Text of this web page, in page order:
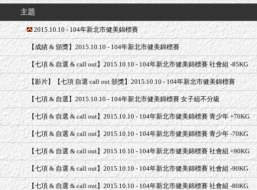
主題
2015.10.10 - 104年新北市健美錦標賽
【成績 & 頒獎】2015.10.10 - 104年新北市健美錦標賽
【七項 & 自選 & call out】2015.10.10 - 104年新北市健美錦標賽 社會組 -85KG
【影片】【七項 自選 call out 頒獎】2015.10.10 - 104年新北市健美錦標賽
【七項 & 自選】2015.10.10 - 104年新北市健美錦標賽 女子組不分級
【七項 & 自選 & call out】2015.10.10 - 104年新北市健美錦標賽 青少年 +70KG
【七項 & 自選 & call out】2015.10.10 - 104年新北市健美錦標賽 青少年 -70KG
【七項 & 自選 & call out】2015.10.10 - 104年新北市健美錦標賽 社會組 +90KG
【七項 & 自選 & call out】2015.10.10 - 104年新北市健美錦標賽 社會組 -90KG
【七項 & 自選 & call out】2015.10.10 - 104年新北市健美錦標賽 社會組 -80KG